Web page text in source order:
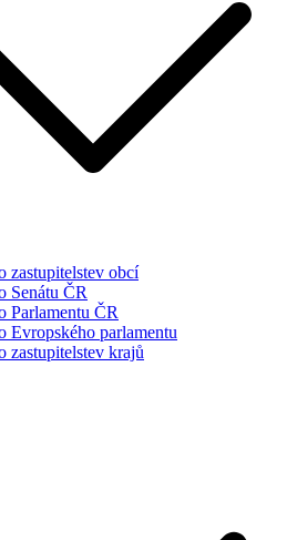
zastupitelstev obcí
Senátu ČR
Parlamentu ČR
Evropského parlamentu
zastupitelstev krajů